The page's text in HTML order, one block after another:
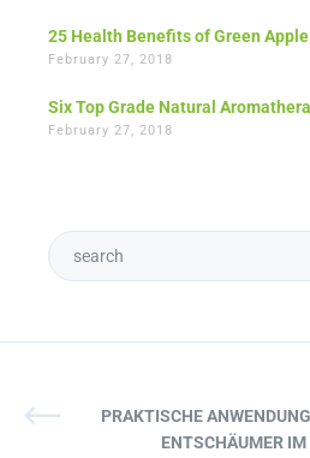
25 Health Benefits of Green Apple
February 27, 2018
Six Top Grade Natural
February 27, 2018
PRAKTISCHE
ENTSCHÄUMER